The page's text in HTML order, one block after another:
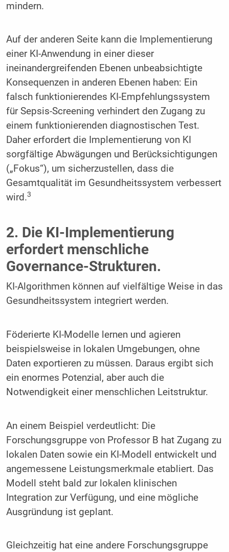
mindern.
Auf der anderen Seite kann die Implementierung
einer KI-Anwendung in einer dieser
ineinandergreifenden Ebenen unbeabsichtigte
Konsequenzen in anderen Ebenen haben: Ein
falsch funktionierendes KI-Empfehlungssystem
für Sepsis-Screening verhindert den Zugang zu
einem funktionierenden diagnostischen Test.
Daher erfordert die Implementierung von KI
sorgfältige Abwägungen und Berücksichtigungen
(„Fokus“), um sicherzustellen, dass die
Gesamtqualität im Gesundheitssystem verbessert
wird.3
2. Die KI-Implementierung
erfordert menschliche
Governance-Strukturen.
KI-Algorithmen können auf vielfältige Weise in das
Gesundheitssystem integriert werden.
Föderierte KI-Modelle lernen und agieren
beispielsweise in lokalen Umgebungen, ohne
Daten exportieren zu müssen. Daraus ergibt sich
ein enormes Potenzial, aber auch die
Notwendigkeit einer menschlichen Leitstruktur.
An einem Beispiel verdeutlicht: Die
Forschungsgruppe von Professor B hat Zugang zu
lokalen Daten sowie ein KI-Modell entwickelt und
angemessene Leistungsmerkmale etabliert. Das
Modell steht bald zur lokalen klinischen
Integration zur Verfügung, und eine mögliche
Ausgründung ist geplant.
Gleichzeitig hat eine andere Forschungsgruppe